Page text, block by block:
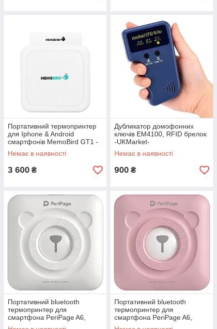
Портативний термопринтер
для Iphone & Android
смартфонів MemoBird GT1 -
UKMarket-
Немає в наявності
3 600 ₴
Дубликатор домофонних
ключів EM4100, RFID брелок
-UKMarket-
Немає в наявності
900 ₴
Портативний bluetooth
термопринтер для
смартфона PeriPage A6,
білий -UKMarket-
Портативний bluetooth
термопринтер для
смартфона PeriPage A6,
рожевий -UKMarket-